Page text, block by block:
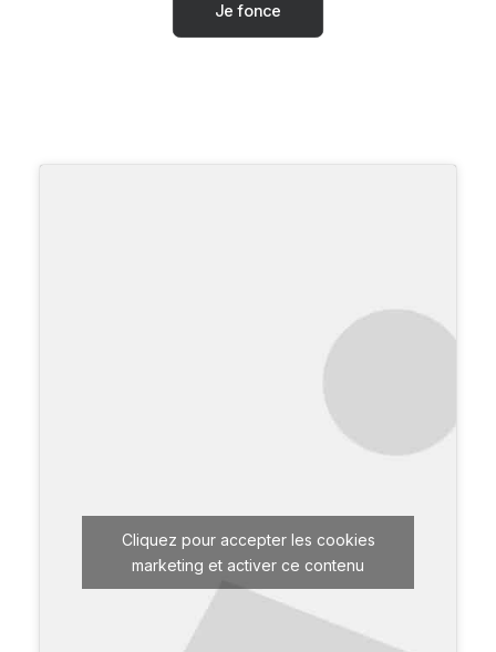
Je fonce
Cliquez pour accepter les cookies
marketing et activer ce contenu